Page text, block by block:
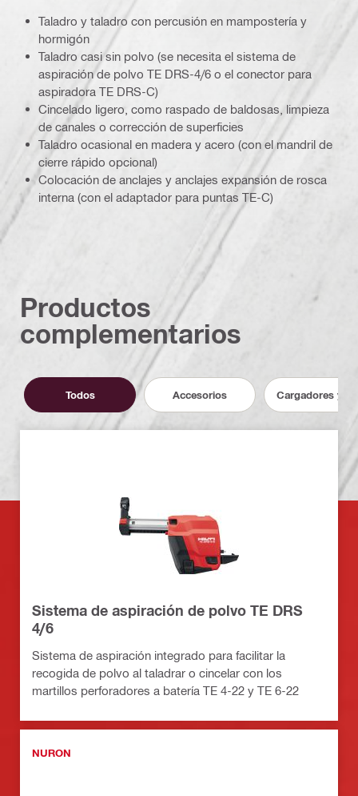
Taladro y taladro con percusión en mampostería y
hormigón
Taladro casi sin polvo (se necesita el sistema de
aspiración de polvo TE DRS-4/6 o el conector para
aspiradora TE DRS-C)
Cincelado ligero, como raspado de baldosas, limpieza
de canales o corrección de superficies
Taladro ocasional en madera y acero (con el mandril de
cierre rápido opcional)
Colocación de anclajes y anclajes expansión de rosca
interna (con el adaptador para puntas TE-C)
Productos
complementarios
Todos Accesorios Cargadores y
Sistema de aspiración de polvo TE DRS
4/6
Sistema de aspiración integrado para facilitar la
recogida de polvo al taladrar o cincelar con los
martillos perforadores a batería TE 4-22 y TE 6-22
NURON